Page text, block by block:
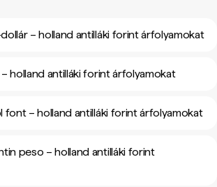
– holland antilláki forint árfolyamokat
holland antilláki forint árfolyamokat
font – holland antilláki forint árfolyamokat
peso – holland antilláki forint